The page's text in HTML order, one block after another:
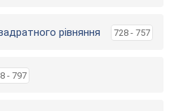
рівняння 728 - 757
- 797